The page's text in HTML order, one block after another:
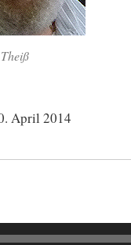
April 2014